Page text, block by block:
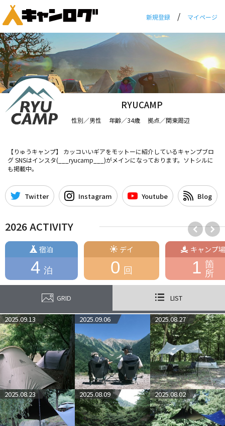
新規登録 / マイページ
RYUCAMP
性別／男性 年齢／34歳 拠点／関東周辺
【りゅうキャンプ】 カッコいいギアをモットーに紹介しているキャンプブロ
グ SNSはインスタ(___ryucamp___)がメインになっております。ソトシルに
も掲載中。
Twitter Instagram Youtube Blog
2026 ACTIVITY
宿泊
4 泊
デイ
0 回
キャンプ場
1 箇
所
GRID LIST
2025.09.13 2025.09.06 2025.08.27
2025.08.23 2025.08.09 2025.08.02